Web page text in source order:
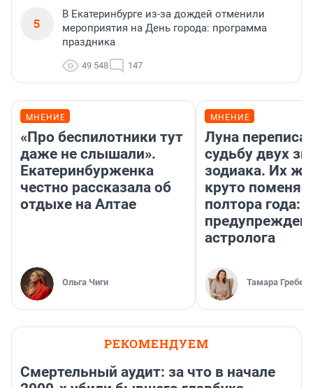
5
В Екатеринбурге из-за дождей отменили
мероприятия на День города: программа
праздника
49 548 147
МНЕНИЕ
«Про беспилотники тут
даже не слышали».
Екатеринбурженка
честно рассказала об
отдыхе на Алтае
Ольга Чиги
МНЕНИЕ
Луна
судьбу двух
зодиака. Их
круто
полтора года:
астролога
Тамара
РЕКОМЕНДУЕМ
Смертельный аудит: за что в начале